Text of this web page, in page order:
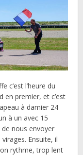
c’est l’heure du
en premier, et c’est
à damier 24
à un avec 15
de nous envoyer
Ensuite, il
rythme, trop lent